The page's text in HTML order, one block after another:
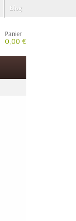
Blog
Panier
0,00 €